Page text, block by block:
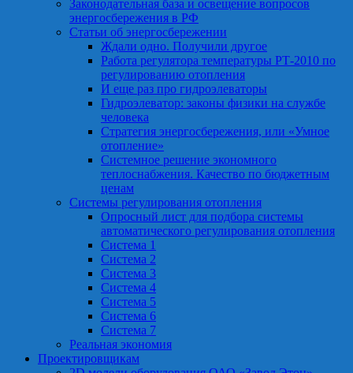
Законодательная база и освещение вопросов
энергосбережения в РФ
Статьи об энергосбережении
Ждали одно. Получили другое
Работа регулятора температуры РТ-2010 по
регулированию отопления
И еще раз про гидроэлеваторы
Гидроэлеватор: законы физики на службе
человека
Стратегия энергосбережения, или «Умное
отопление»
Системное решение экономного
теплоснабжения. Качество по бюджетным
ценам
Системы регулирования отопления
Опросный лист для подбора системы
автоматического регулирования отопления
Система 1
Система 2
Система 3
Система 4
Система 5
Система 6
Система 7
Реальная экономия
Проектировщикам